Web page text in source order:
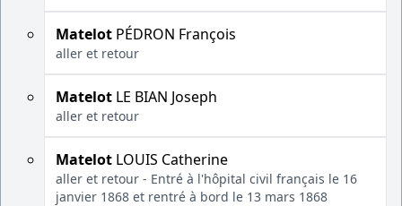
Matelot PÉDRON François
aller et retour
Matelot LE BIAN Joseph
aller et retour
Matelot LOUIS Catherine
aller et retour - Entré à l'hôpital civil français le 16
janvier 1868 et rentré à bord le 13 mars 1868